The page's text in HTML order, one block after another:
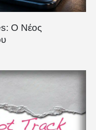
Ο Νέος